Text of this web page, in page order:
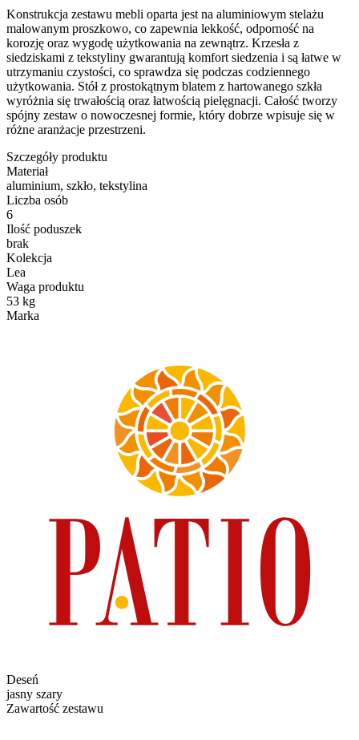
Konstrukcja zestawu mebli oparta jest na aluminiowym stelażu
malowanym proszkowo, co zapewnia lekkość, odporność na
korozję oraz wygodę użytkowania na zewnątrz. Krzesła z
siedziskami z tekstyliny gwarantują komfort siedzenia i są łatwe w
utrzymaniu czystości, co sprawdza się podczas codziennego
użytkowania. Stół z prostokątnym blatem z hartowanego szkła
wyróżnia się trwałością oraz łatwością pielęgnacji. Całość tworzy
spójny zestaw o nowoczesnej formie, który dobrze wpisuje się w
różne aranżacje przestrzeni.
Szczegóły produktu
Materiał
aluminium, szkło, tekstylina
Liczba osób
6
Ilość poduszek
brak
Kolekcja
Lea
Waga produktu
53 kg
Marka
Deseń
jasny szary
Zawartość zestawu